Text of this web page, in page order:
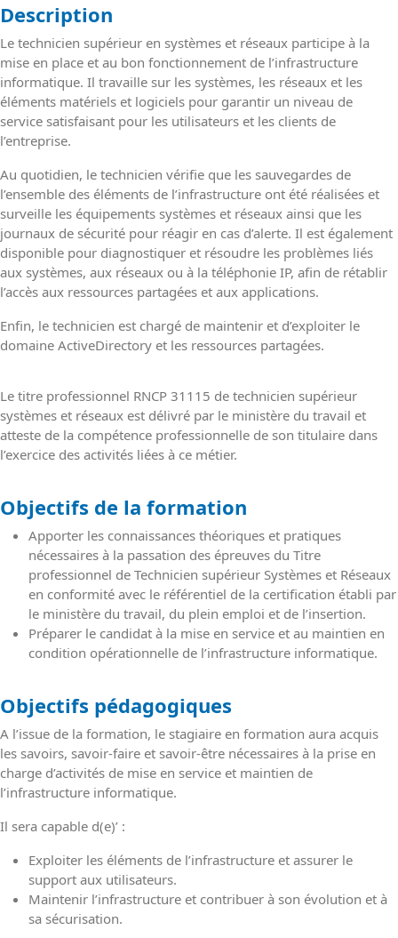
Description
Le technicien supérieur en systèmes et réseaux participe à la
mise en place et au bon fonctionnement de l’infrastructure
informatique. Il travaille sur les systèmes, les réseaux et les
éléments matériels et logiciels pour garantir un niveau de
service satisfaisant pour les utilisateurs et les clients de
l’entreprise.
Au quotidien, le technicien vérifie que les sauvegardes de
l’ensemble des éléments de l’infrastructure ont été réalisées et
surveille les équipements systèmes et réseaux ainsi que les
journaux de sécurité pour réagir en cas d’alerte. Il est également
disponible pour diagnostiquer et résoudre les problèmes liés
aux systèmes, aux réseaux ou à la téléphonie IP, afin de rétablir
l’accès aux ressources partagées et aux applications.
Enfin, le technicien est chargé de maintenir et d’exploiter le
domaine ActiveDirectory et les ressources partagées.
Le titre professionnel RNCP 31115 de technicien supérieur
systèmes et réseaux est délivré par le ministère du travail et
atteste de la compétence professionnelle de son titulaire dans
l’exercice des activités liées à ce métier.
Objectifs de la formation
Apporter les connaissances théoriques et pratiques
nécessaires à la passation des épreuves du Titre
professionnel de Technicien supérieur Systèmes et Réseaux
en conformité avec le référentiel de la certification établi par
le ministère du travail, du plein emploi et de l’insertion.
Préparer le candidat à la mise en service et au maintien en
condition opérationnelle de l’infrastructure informatique.
Objectifs pédagogiques
A l’issue de la formation, le stagiaire en formation aura acquis
les savoirs, savoir-faire et savoir-être nécessaires à la prise en
charge d’activités de mise en service et maintien de
l’infrastructure informatique.
Il sera capable d(e)’ :
Exploiter les éléments de l’infrastructure et assurer le
support aux utilisateurs.
Maintenir l’infrastructure et contribuer à son évolution et à
sa sécurisation.